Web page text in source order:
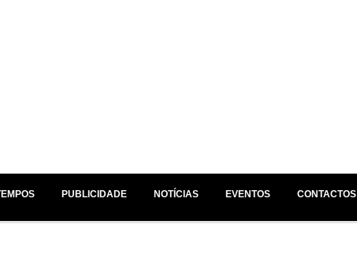
PUBLICIDADE NOTÍCIAS EVENTOS CONTACTOS